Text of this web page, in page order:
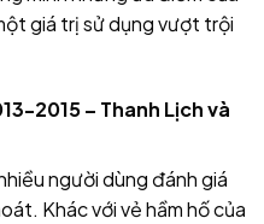
giá trị sử dụng vượt trội
2015 – Thanh Lịch và
người dùng đánh giá
Khác với vẻ hầm hố của